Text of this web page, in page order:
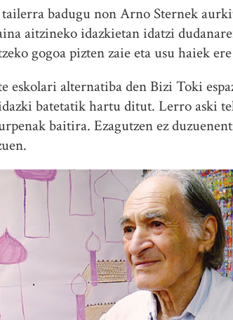
badugu non Arno Sternek
aitzineko idazkietan idatzi
gogoa pizten zaie eta usu haiek
eskolari alternatiba den Bizi Toki
batetatik hartu ditut. Lerro aski
baitira. Ezagutzen ez